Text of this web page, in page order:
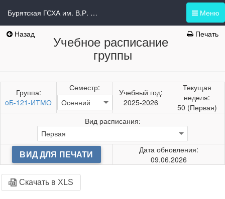
Меню
Бурятская ГСХА им. В.Р. Филиппова
Назад Печать
Учебное расписание
группы
Группа:
oБ-121-ИТМО
Семестр:
Учебный год:
2025-2026
Текущая
неделя:
50 (Первая)
Вид расписания:
ВИД ДЛЯ ПЕЧАТИ
Дата обновления:
09.06.2026
Скачать в XLS